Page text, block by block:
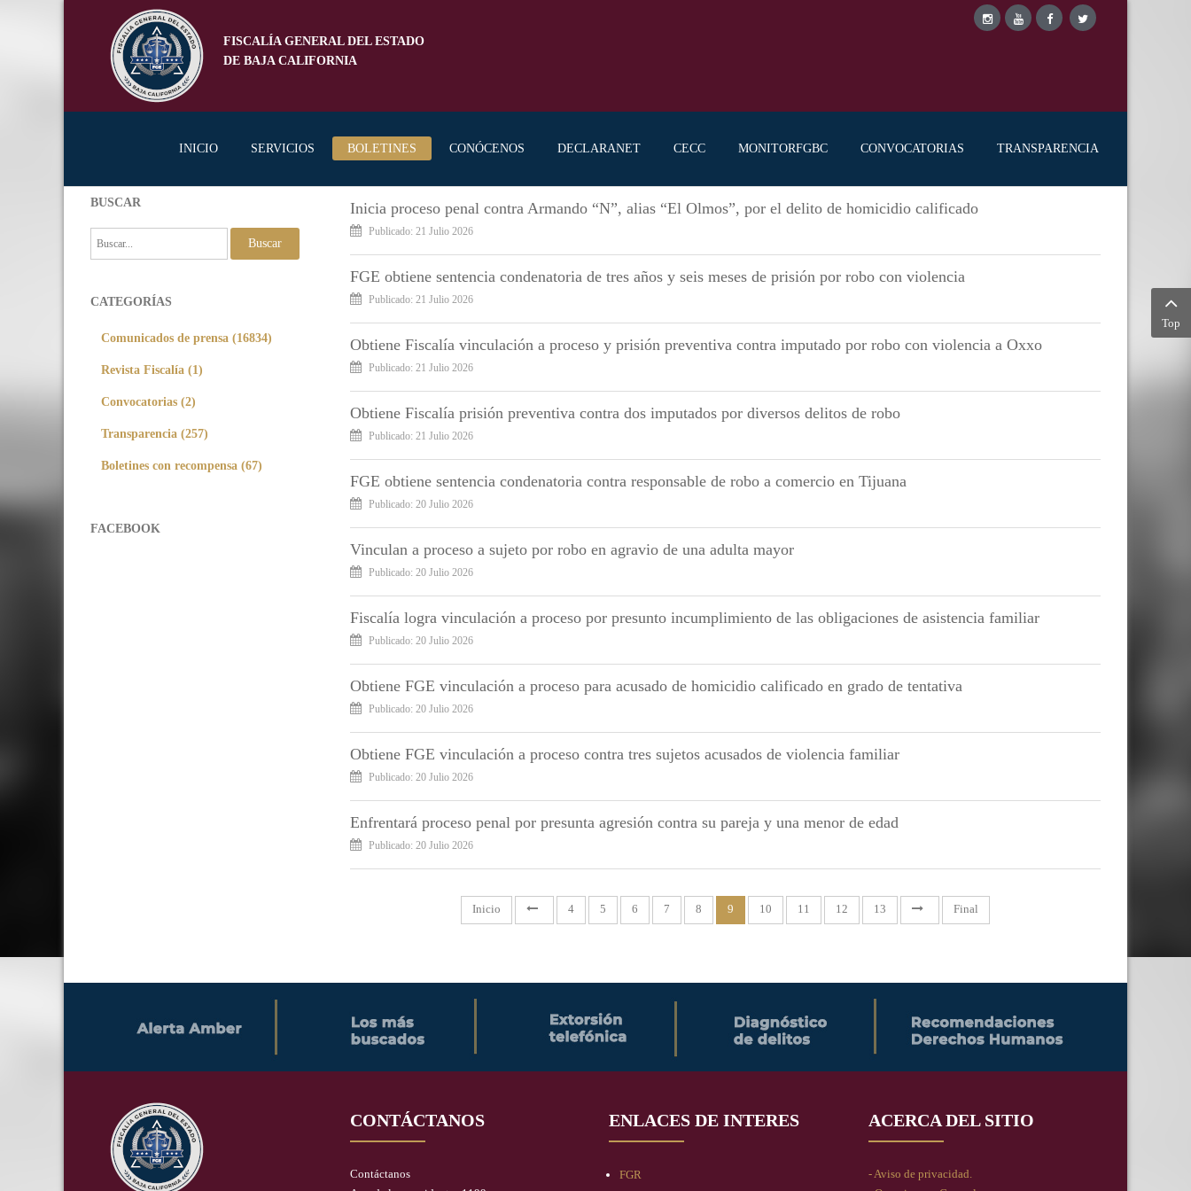
FISCALÍA GENERAL DEL ESTADO
DE BAJA CALIFORNIA
INICIO SERVICIOS BOLETINES CONÓCENOS DECLARANET CECC MONITORFGBC CONVOCATORIAS TRANSPARENCIA
BUSCAR
Buscar
CATEGORÍAS
Comunicados de prensa (16834)
Revista Fiscalía (1)
Convocatorias (2)
Transparencia (257)
Boletines con recompensa (67)
FACEBOOK
Inicia proceso penal contra Armando “N”, alias “El Olmos”, por el delito de homicidio calificado
Publicado: 21 Julio 2026
FGE obtiene sentencia condenatoria de tres años y seis meses de prisión por robo con violencia
Publicado: 21 Julio 2026
Obtiene Fiscalía vinculación a proceso y prisión preventiva contra imputado por robo con violencia a Oxxo
Publicado: 21 Julio 2026
Obtiene Fiscalía prisión preventiva contra dos imputados por diversos delitos de robo
Publicado: 21 Julio 2026
FGE obtiene sentencia condenatoria contra responsable de robo a comercio en Tijuana
Publicado: 20 Julio 2026
Vinculan a proceso a sujeto por robo en agravio de una adulta mayor
Publicado: 20 Julio 2026
Fiscalía logra vinculación a proceso por presunto incumplimiento de las obligaciones de asistencia familiar
Publicado: 20 Julio 2026
Obtiene FGE vinculación a proceso para acusado de homicidio calificado en grado de tentativa
Publicado: 20 Julio 2026
Obtiene FGE vinculación a proceso contra tres sujetos acusados de violencia familiar
Publicado: 20 Julio 2026
Enfrentará proceso penal por presunta agresión contra su pareja y una menor de edad
Publicado: 20 Julio 2026
Inicio 4 5 6 7 8 9 10 11 12 13 Final
CONTÁCTANOS
Contáctanos
ENLACES DE INTERES
FGR
ACERCA DEL SITIO
- Aviso de privacidad.
Top